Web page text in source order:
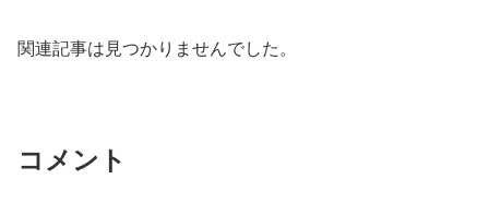
関連記事は見つかりませんでした。
コメント